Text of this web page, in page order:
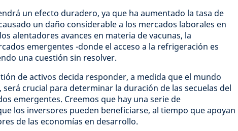
un efecto duradero, ya que ha aumentado la tasa de
un daño considerable a los mercados laborales en
alentadores avances en materia de vacunas, la
emergentes -donde el acceso a la refrigeración es
una cuestión sin resolver.
de activos decida responder, a medida que el mundo
crucial para determinar la duración de las secuelas del
emergentes. Creemos que hay una serie de
los inversores pueden beneficiarse, al tiempo que apoyan
de las economías en desarrollo.